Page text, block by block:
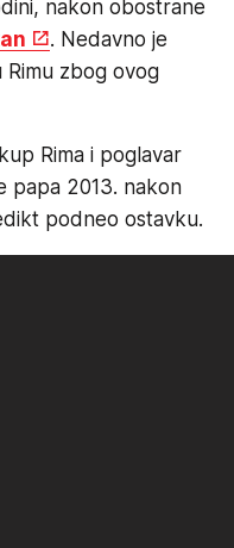
nakon obostrane
. Nedavno je
zbog ovog
Rima i poglavar
papa 2013. nakon
podneo ostavku.